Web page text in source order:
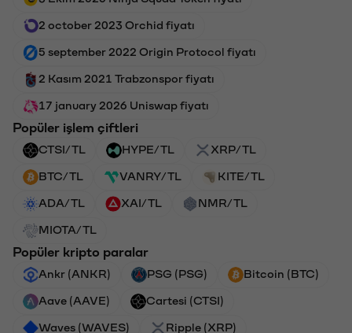
2 october 2023 Orchid fiyatı
5 september 2022 Origin Protocol fiyatı
2 Kasım 2021 Trabzonspor fiyatı
17 january 2026 Uniswap fiyatı
Popüler işlem çiftleri
CTSI/TL HYPE/TL XRP/TL
BTC/TL VANRY/TL KITE/TL
ADA/TL XAI/TL NMR/TL
MIOTA/TL
Popüler kripto paralar
Ankr (ANKR) PSG (PSG) Bitcoin (BTC)
Aave (AAVE) Cartesi (CTSI)
Waves (WAVES) Ripple (XRP)